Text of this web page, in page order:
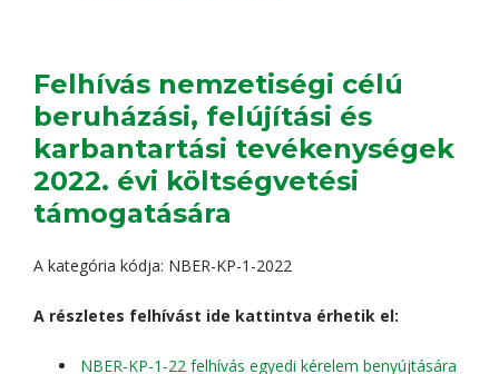
Felhívás nemzetiségi célú
beruházási, felújítási és
karbantartási tevékenységek
2022. évi költségvetési
támogatására
A kategória kódja: NBER-KP-1-2022
A részletes felhívást ide kattintva érhetik el:
NBER-KP-1-22 felhívás egyedi kérelem benyújtására